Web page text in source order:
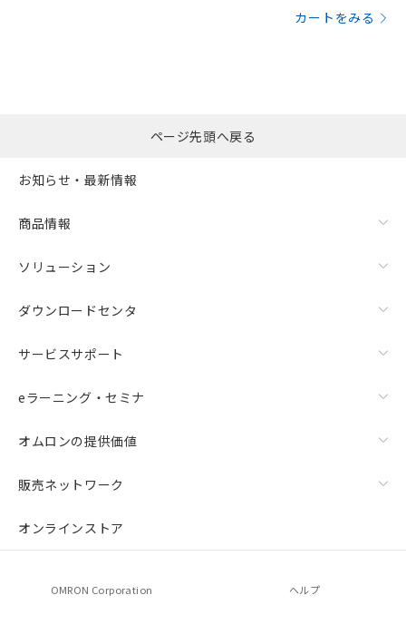
カートをみる
ページ先頭へ戻る
お知らせ・最新情報
商品情報
ソリューション
ダウンロードセンタ
サービスサポート
eラーニング・セミナ
オムロンの提供価値
販売ネットワーク
オンラインストア
OMRON Corporation ヘルプ